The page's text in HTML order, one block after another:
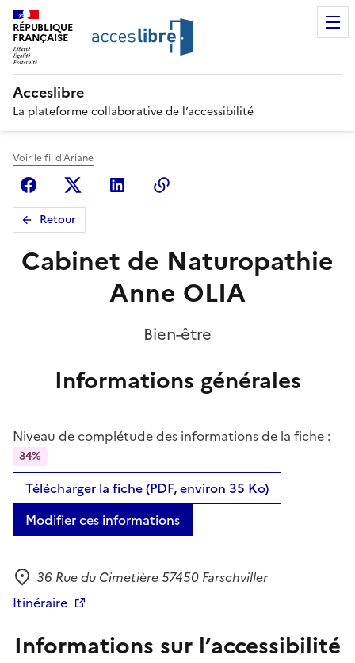
RÉPUBLIQUE
FRANÇAISE
Acceslibre
La plateforme collaborative de l’accessibilité
Voir le fil d'Ariane
FacebookX (anciennement Twitter)
Linkedin
Retour
Cabinet de Naturopathie
Anne OLIA
Bien-être
Informations générales
Niveau de complétude des informations de la fiche :
34%
Télécharger la fiche (PDF, environ 35 Ko)
Modifier ces informations
Adresse
36 Rue du Cimetière 57450 Farschviller
Itinéraire
Informations sur l’accessibilité